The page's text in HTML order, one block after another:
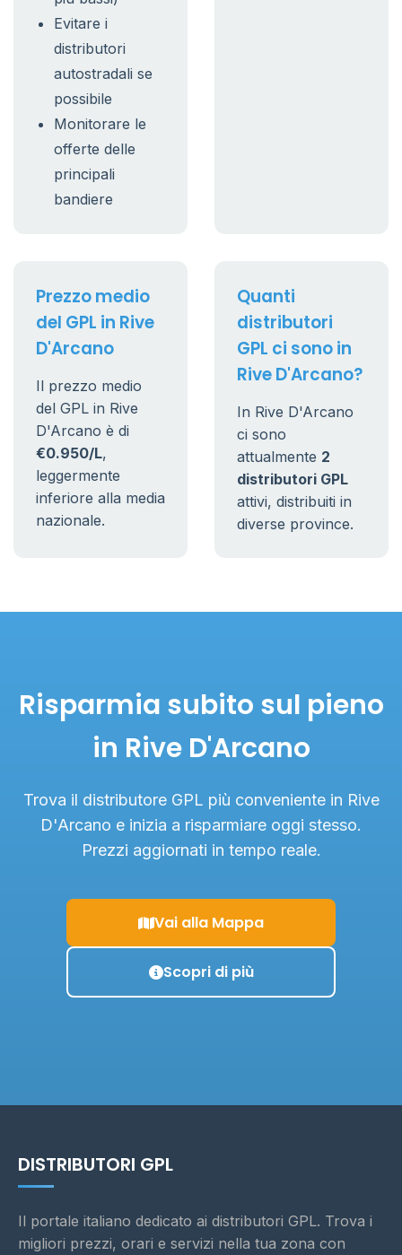
Evitare i
distributori
autostradali se
possibile
Monitorare le
offerte delle
principali
bandiere
Prezzo medio
del GPL in Rive
D'Arcano
Il prezzo medio
del GPL in Rive
D'Arcano è di
€0.950/L,
leggermente
inferiore alla media
nazionale.
Quanti
distributori
GPL ci sono in
Rive D'Arcano?
In Rive D'Arcano
ci sono
attualmente 2
distributori GPL
attivi, distribuiti in
diverse province.
Risparmia subito sul pieno
in Rive D'Arcano
Trova il distributore GPL più conveniente in Rive
D'Arcano e inizia a risparmiare oggi stesso.
Prezzi aggiornati in tempo reale.
Vai alla Mappa
Scopri di più
DISTRIBUTORI GPL
Il portale italiano dedicato ai distributori GPL. Trova i
migliori prezzi, orari e servizi nella tua zona con